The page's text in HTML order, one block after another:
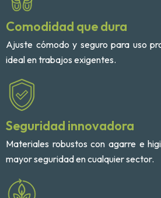
Comodidad que dura
Ajuste cómodo y seguro para uso
ideal en trabajos exigentes.
Seguridad innovadora
Materiales robustos con agarre e
mayor seguridad en cualquier sector.